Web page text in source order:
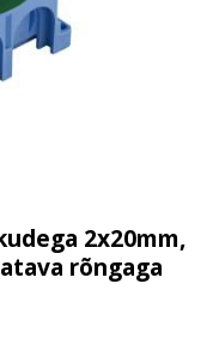
2x20mm,
rõngaga